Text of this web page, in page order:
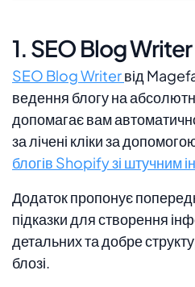
1. SEO Blog
SEO Blog Writerвід
ведення блогу на
допомагає вам
за лічені кліки за
блогів Shopify зі штучним
Додаток пропонує
підказки для створення
детальних та добре
блозі.